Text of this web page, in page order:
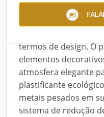
O papel de parede da
Hausys é ecológico
termos de design. O
elementos
atmosfera elegante
plastificante
metais pesados em
sistema de redução